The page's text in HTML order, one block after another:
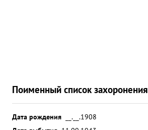
Поименный список захоронения
Дата рождения
__.__.1908